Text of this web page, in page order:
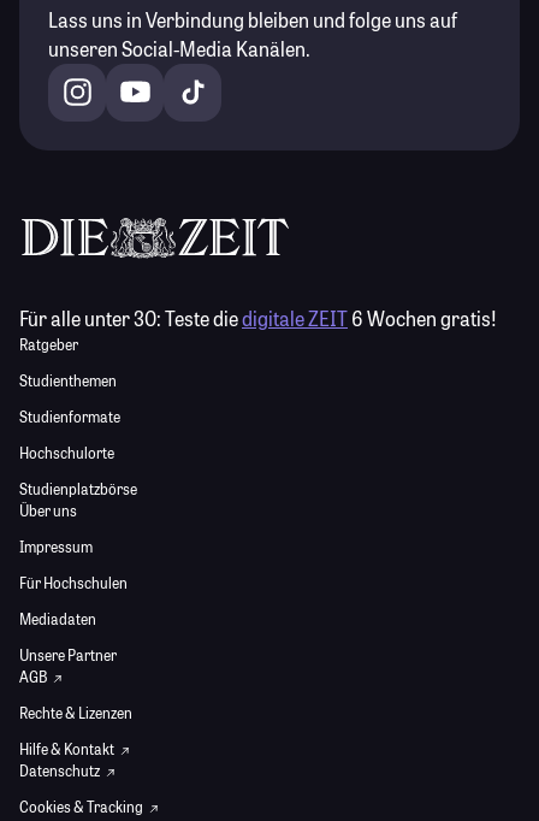
Lass uns in Verbindung bleiben und folge uns auf
unseren Social-Media Kanälen.
Für alle unter 30:Teste diedigitale ZEIT6 Wochen gratis!
Ratgeber
Studienthemen
Studienformate
Hochschulorte
Studienplatzbörse
Über uns
Impressum
Für Hochschulen
Mediadaten
Unsere Partner
AGB
Rechte & Lizenzen
Hilfe & Kontakt
Datenschutz
Cookies & Tracking